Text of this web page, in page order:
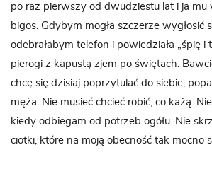
po raz pierwszy od dwudziestu lat i ja mu
bigos. Gdybym mogła szczerze wygłosić
odebrałabym telefon i powiedziała „śpię i
pierogi z kapustą zjem po świętach.
chcę się dzisiaj poprzytulać do siebie,
męża. Nie musieć chcieć robić, co każą.
kiedy odbiegam od potrzeb ogółu. Nie
ciotki, które na moją obecność tak mocno